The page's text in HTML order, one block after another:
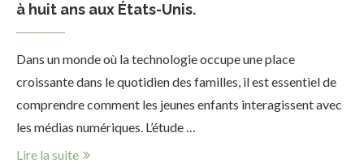
à huit ans aux États-Unis.
Dans un monde où la technologie occupe une place
croissante dans le quotidien des familles, il est essentiel de
comprendre comment les jeunes enfants interagissent avec
les médias numériques. L’étude …
Lire la suite